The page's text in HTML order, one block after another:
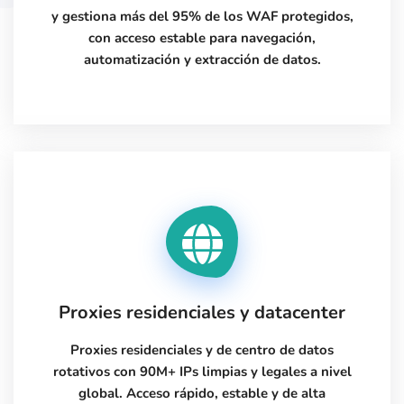
y gestiona más del 95% de los WAF protegidos,
con acceso estable para navegación,
automatización y extracción de datos.
Proxies residenciales y datacenter
Proxies residenciales y de centro de datos
rotativos con 90M+ IPs limpias y legales a nivel
global. Acceso rápido, estable y de alta